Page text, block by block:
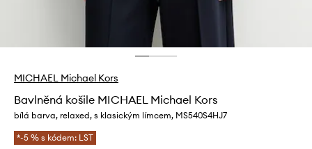
MICHAEL Michael Kors
Bavlněná košile MICHAEL Michael Kors
bílá barva, relaxed, s klasickým límcem, MS540S4HJ7
*-5 % s kódem: LST